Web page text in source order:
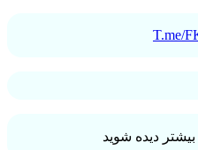
T.me/
دیده شوید